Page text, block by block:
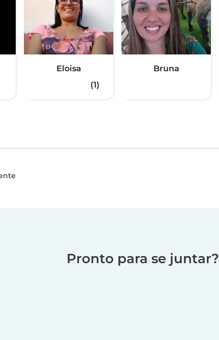
Eloisa
(1)
Bruna
Pronto para se juntar?